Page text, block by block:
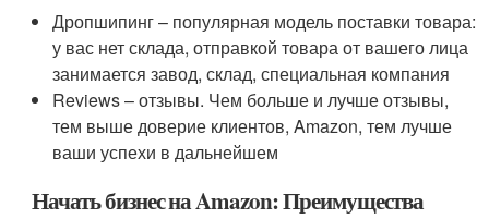
Дропшипинг – популярная модель поставки товара:
у вас нет склада, отправкой товара от вашего лица
занимается завод, склад, специальная компания
Reviews – отзывы. Чем больше и лучше отзывы,
тем выше доверие клиентов, Amazon, тем лучше
ваши успехи в дальнейшем
Начать бизнес на Amazon: Преимущества